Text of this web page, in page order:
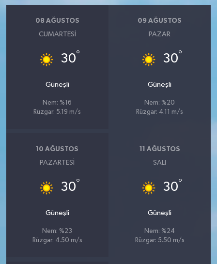
08 AĞUSTOS
CUMARTESI
30°
Güneşli
Nem: %16
Rüzgar: 5.19 m/s
09 AĞUSTOS
PAZAR
30°
Güneşli
Nem: %20
Rüzgar: 4.11 m/s
10 AĞUSTOS
PAZARTESI
30°
Güneşli
Nem: %23
Rüzgar: 4.50 m/s
11 AĞUSTOS
SALI
30°
Güneşli
Nem: %24
Rüzgar: 5.50 m/s